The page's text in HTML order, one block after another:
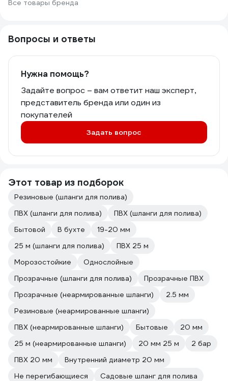
Все товары бренда
Вопросы и ответы
Нужна помощь?
Задайте вопрос – вам ответит наш эксперт,
представитель бренда или один из
покупателей
Задать вопрос
Этот товар из подборок
Резиновые (шланги для полива)
ПВХ (шланги для полива)
ПВХ (шланги для полива)
Бытовой
В бухте
19-20 мм
25 м (шланги для полива)
ПВХ 25 м
Морозостойкие
Однослойные
Прозрачные (шланги для полива)
Прозрачные ПВХ
Прозрачные (неармированные шланги)
2.5 мм
Резиновые (неармированные шланги)
ПВХ (неармированные шланги)
Бытовые
20 мм
25 м (неармированные шланги)
20 мм 25 м
2 бар
ПВХ 20 мм
Внутренний диаметр 20 мм
Не перегибающиеся
Садовые шланг для полива